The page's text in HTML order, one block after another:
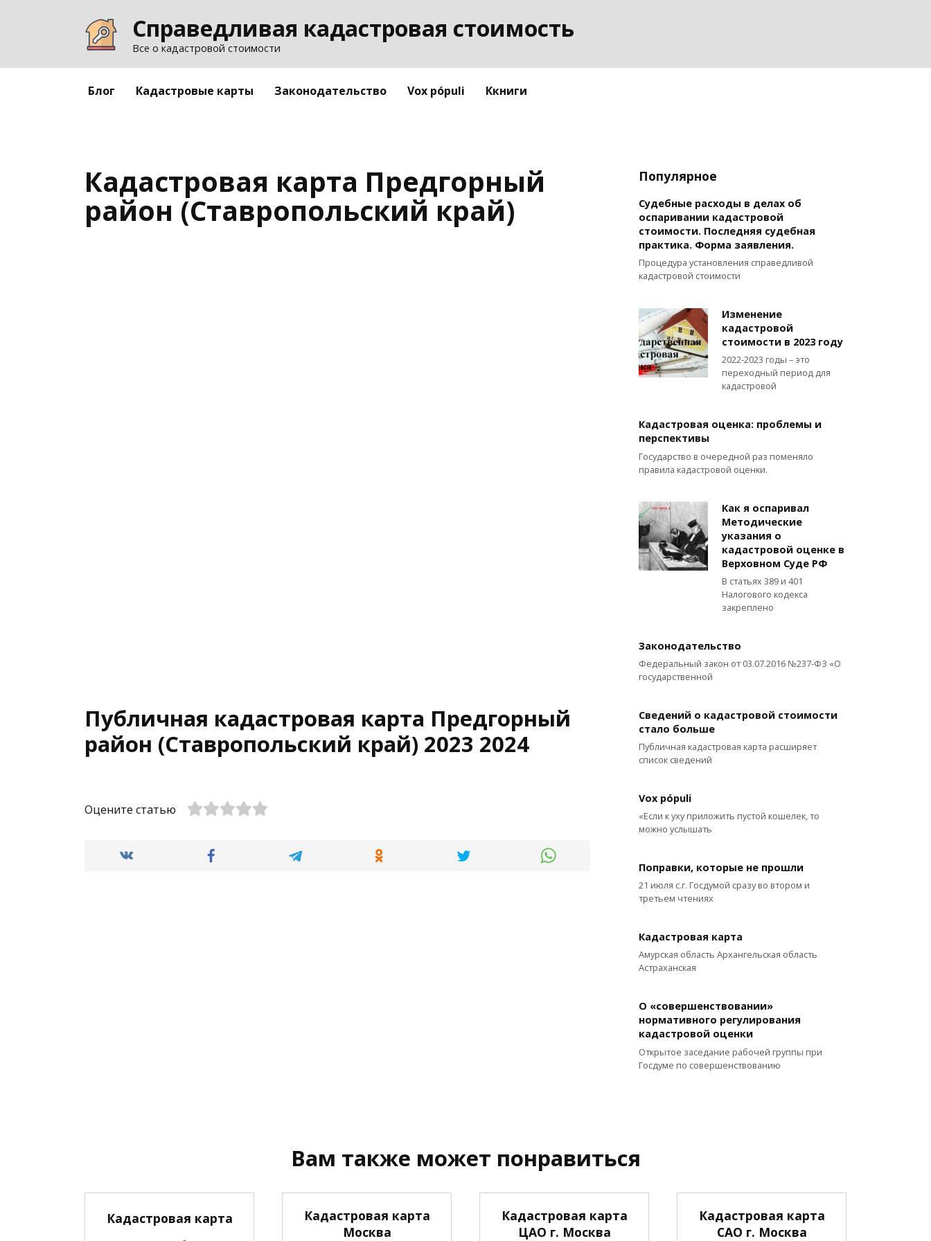
Справедливая кадастровая стоимость
Все о кадастровой стоимости
Блог Кадастровые карты Законодательство Vox pópuli Ккниги
Кадастровая карта Предгорный
район (Ставропольский край)
Публичная кадастровая карта Предгорный
район (Ставропольский край) 2023 2024
Оцените статью
Популярное
Судебные расходы в делах об
оспаривании кадастровой
стоимости. Последняя судебная
практика. Форма заявления.
Процедура установления справедливой
кадастровой стоимости
Изменение
кадастровой
стоимости в 2023 году
2022-2023 годы – это
переходный период для
кадастровой
Кадастровая оценка: проблемы и
перспективы
Государство в очередной раз поменяло
правила кадастровой оценки.
Как я оспаривал
Методические
указания о
кадастровой оценке в
Верховном Суде РФ
В статьях 389 и 401
Налогового кодекса
закреплено
Законодательство
Федеральный закон от 03.07.2016 №237-ФЗ «О
государственной
Сведений о кадастровой стоимости
стало больше
Публичная кадастровая карта расширяет
список сведений
Vox pópuli
«Если к уху приложить пустой кошелек, то
можно услышать
Поправки, которые не прошли
21 июля с.г. Госдумой сразу во втором и
третьем чтениях
Кадастровая карта
Амурская область Архангельская область
Астраханская
О «совершенствовании»
нормативного регулирования
кадастровой оценки
Открытое заседание рабочей группы при
Госдуме по совершенствованию
Вам также может понравиться
Кадастровая карта
Кадастровая карта
Москва
Кадастровая карта
ЦАО г. Москва
Кадастровая карта
САО г. Москва